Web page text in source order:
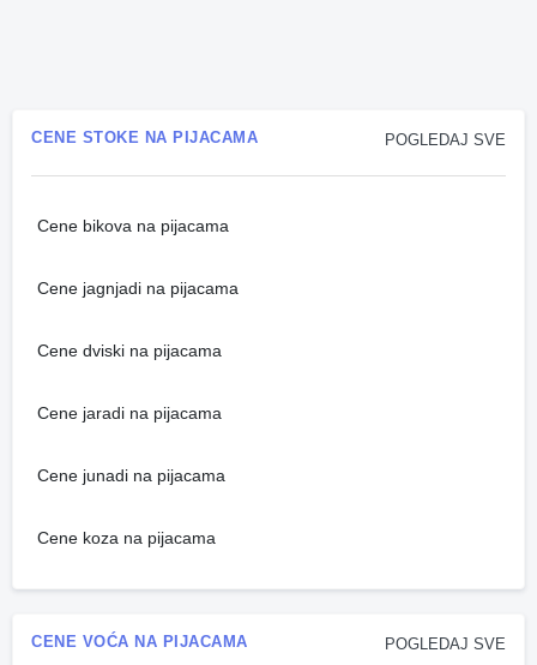
POGLEDAJ SVE
CENE STOKE NA PIJACAMA
Cene bikova na pijacama
Cene jagnjadi na pijacama
Cene dviski na pijacama
Cene jaradi na pijacama
Cene junadi na pijacama
Cene koza na pijacama
POGLEDAJ SVE
CENE VOĆA NA PIJACAMA